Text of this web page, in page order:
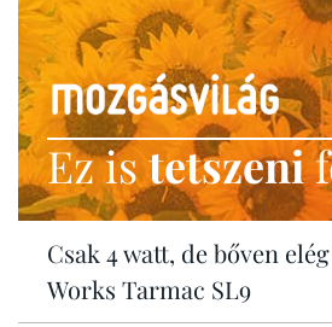
Ez istetszeni
Csak 4 watt, de bőven
Works Tarmac SL9